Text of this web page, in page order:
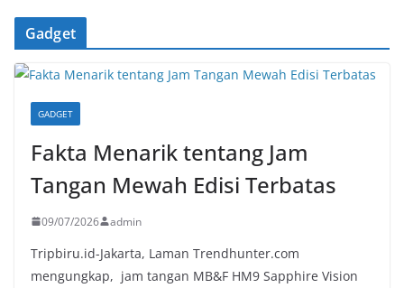
Gadget
GADGET
Fakta Menarik tentang Jam
Tangan Mewah Edisi Terbatas
09/07/2026 admin
Tripbiru.id-Jakarta, Laman Trendhunter.com
mengungkap, jam tangan MB&F HM9 Sapphire Vision